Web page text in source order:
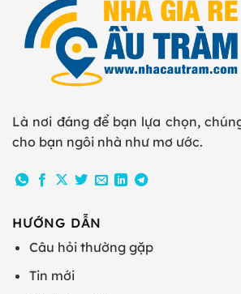
Là nơi đáng để bạn lựa chọn,
cho bạn ngôi nhà như mơ ước.
HƯỚNG DẪN
Câu hỏi thường gặp
Tin mới